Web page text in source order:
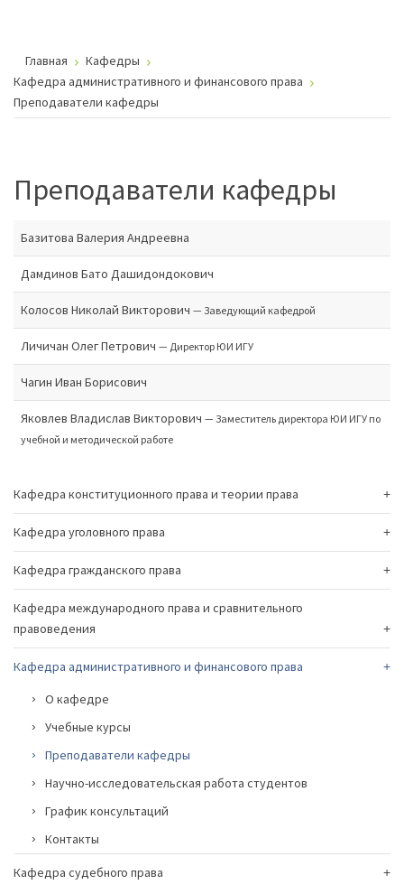
Главная
Кафедры
Кафедра административного и финансового права
Преподаватели кафедры
Преподаватели кафедры
Базитова Валерия Андреевна
Дамдинов Бато Дашидондокович
Колосов Николай Викторович — Заведующий кафедрой
Личичан Олег Петрович — Директор ЮИ ИГУ
Чагин Иван Борисович
Яковлев Владислав Викторович — Заместитель директора ЮИ ИГУ по
учебной и методической работе
Кафедра конституционного права и теории права
Кафедра уголовного права
Кафедра гражданского права
Кафедра международного права и сравнительного
правоведения
Кафедра административного и финансового права
О кафедре
Учебные курсы
Преподаватели кафедры
Научно-исследовательская работа студентов
График консультаций
Контакты
Кафедра судебного права